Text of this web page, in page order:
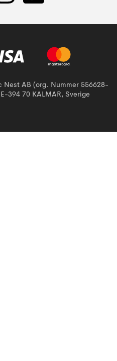
Nest AB (org. Nummer 556628-
394 70 KALMAR, Sverige